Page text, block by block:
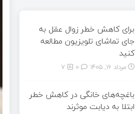
برای کاهش خطر زوال عقل به
جای تماشای تلویزیون مطالعه
کنید
مرداد ۱۶, ۱۴۰۵ 7
باغچه‌های خانگی در کاهش خطر
ابتلا به دیابت موثرند